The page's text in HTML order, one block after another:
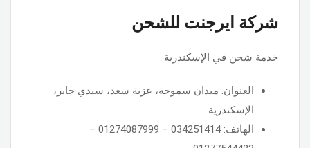
شركة ايرجنت للشحن
خدمة شحن في الإسكندرية
العنوان: ميدان سموحة، عزبة سعد، سيدي جابر،
الإسكندرية
الهاتف: 034251414 – 01274087999 –